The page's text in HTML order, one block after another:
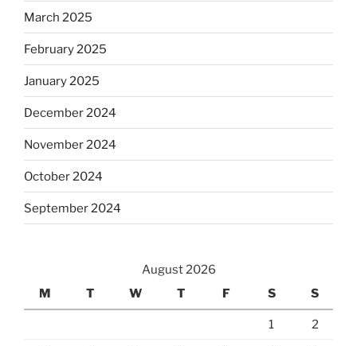
March 2025
February 2025
January 2025
December 2024
November 2024
October 2024
September 2024
August 2026
M
T W T F S S
1 2